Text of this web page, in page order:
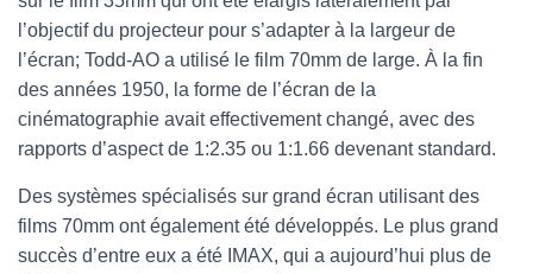
l’objectif du projecteur pour s’adapter à la largeur de
l’écran; Todd-AO a utilisé le film 70mm de large. À la fin
des années 1950, la forme de l’écran de la
cinématographie avait effectivement changé, avec des
rapports d’aspect de 1:2.35 ou 1:1.66 devenant standard.
Des systèmes spécialisés sur grand écran utilisant des
films 70mm ont également été développés. Le plus grand
succès d’entre eux a été IMAX, qui a aujourd’hui plus de